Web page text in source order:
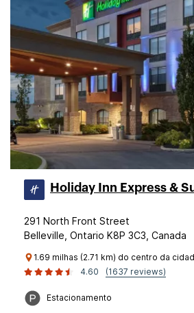
Holiday Inn Express &
291 North Front Street
Belleville, Ontario K8P 3C3, Canada
1.69 milhas (2.71 km) do centro da
4.60
(1637 reviews)
Estacionamento